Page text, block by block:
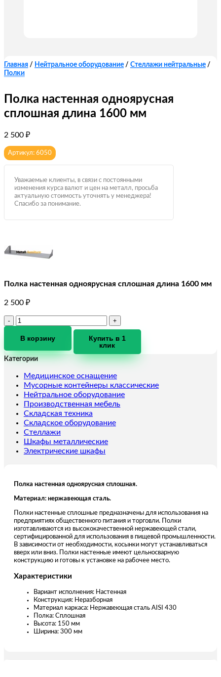
Главная / Нейтральное оборудование / Стеллажи нейтральные /
Полки
Полка настенная одноярусная
сплошная длина 1600 мм
2 500 ₽
Артикул: 6050
Уважаемые клиенты, в связи с постоянными
изменения курса валют и цен на металл, просьба
актуальную стоимость уточнять у менеджера!
Спасибо за понимание.
Полка настенная одноярусная сплошная длина 1600 мм
2 500 ₽
Количество
Полка
одноярусная
длина
1600
мм
В корзину
Купить в 1
клик
Категории
Медицинское оснащение
Мусорные контейнеры классические
Нейтральное оборудование
Производственная мебель
Складская техника
Складское оборудование
Стеллажи
Шкафы металлические
Электрические шкафы
Полка настенная одноярусная сплошная.
Материал: нержавеющая сталь.
Полки настенные сплошные предназначены для использования на
предприятиях общественного питания и торговли. Полки
изготавливаются из высококачественной нержавеющей стали,
сертифицированной для использования в пищевой промышленности.
В зависимости от необходимости, косынки могут устанавливаться
вверх или вниз. Полки настенные имеют цельносварную
конструкцию и готовы к установке на рабочее место.
Характеристики
Вариант исполнения: Настенная
Конструкция: Неразборная
Материал каркаса: Нержавеющая сталь AISI 430
Полка: Сплошная
Высота: 150 мм
Ширина: 300 мм